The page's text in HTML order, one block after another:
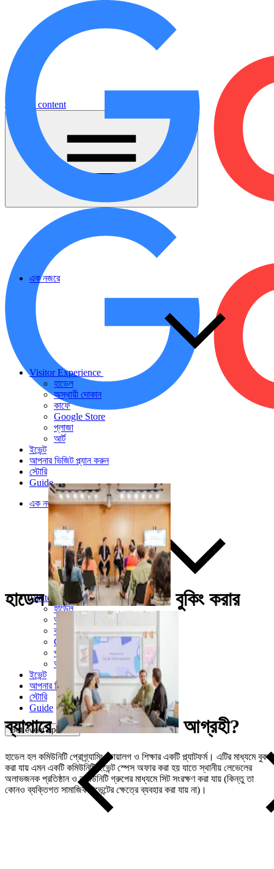
Jump to content
এক নজরে
Visitor Experience
হাডেল
অস্থায়ী দোকান
কাফে
Google Store
প্লাজা
আর্ট
ইভেন্ট
আপনার ভিজিট প্ল্যান করুন
স্টোরি
Guide
এক নজরে
Visitor Experience
হাডেল
অস্থায়ী দোকান
কাফে
Google Store
প্লাজা
আর্ট
ইভেন্ট
আপনার ভিজিট প্ল্যান করুন
স্টোরি
Guide
Get event updates
হাডেল বুকিং করার
ব্যাপারে আগ্রহী?
হাডেল হল কমিউনিটি প্রোগ্র্যামিং, ডায়ালগ ও শিক্ষার একটি প্ল্যাটফর্ম। এটির মাধ্যমে বুক
করা যায় এমন একটি কমিউনিটি ইভেন্ট স্পেস অফার করা হয় যাতে স্থানীয় লেভেলের
অলাভজনক প্রতিষ্ঠান ও কমিউনিটি গ্রুপের মাধ্যমে সিট সংরক্ষণ করা যায় (কিন্তু তা
কোনও ব্যক্তিগত সামাজিক ইভেন্টের ক্ষেত্রে ব্যবহার করা যায় না)।